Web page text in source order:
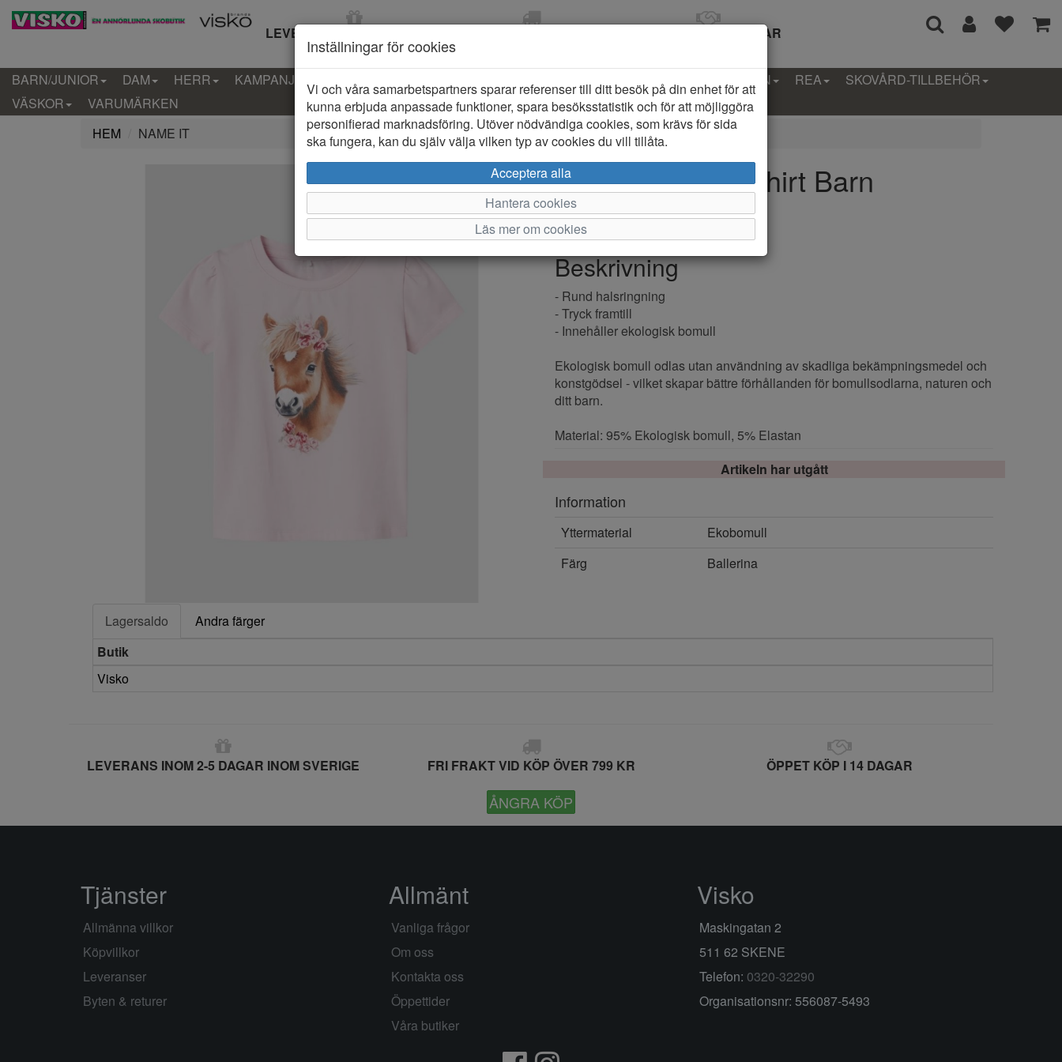
LEVERANS INOM 2-5 DAGAR ÖPPET KÖP I 14 DAGAR
BARN/JUNIOR DAM HERR KAMPANJ KLÄDER-BARN PROVKOLLEKTION REA
SKOVÅRD-TILLBEHÖR
VÄSKOR
VARUMÄRKEN
HEM
NAME IT
Name it Hani T-shirt Barn
Varumärke: Name it
Artikelnummer: 2512136
Beskrivning
- Rund halsringning
- Tryck framtill
- Innehåller ekologisk bomull
Ekologisk bomull odlas utan användning av skadliga bekämpningsmedel och
konstgödsel - vilket skapar bättre förhållanden för bomullsodlarna, naturen och
ditt barn.
Material: 95% Ekologisk bomull, 5% Elastan
Artikeln har utgått
Information
Yttermaterial
Ekobomull
Färg
Ballerina
Lagersaldo
Andra färger
Butik
Visko
LEVERANS INOM 2-5 DAGAR INOM SVERIGE FRI FRAKT VID KÖP ÖVER 799 KR ÖPPET KÖP I 14 DAGAR
ÅNGRA KÖP
Inställningar för cookies
Vi och våra samarbetspartners sparar referenser till ditt besök på din enhet för att
kunna erbjuda anpassade funktioner, spara besöksstatistik och för att möjliggöra
personifierad marknadsföring. Utöver nödvändiga cookies, som krävs för sida
ska fungera, kan du själv välja vilken typ av cookies du vill tillåta.
Acceptera alla
Hantera cookies
Läs mer om cookies
Tjänster
Allmänna villkor
Köpvillkor
Leveranser
Byten & returer
Allmänt
Vanliga frågor
Om oss
Kontakta oss
Öppettider
Våra butiker
Visko
Maskingatan 2
511 62 SKENE
Telefon: 0320-32290
Organisationsnr: 556087-5493